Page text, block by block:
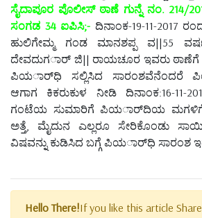
ಸೈದಾಪೂರ ಪೊಲೀಸ್ ಠಾಣೆ ಗುನ್ನೆ ನಂ. 214/
ಸಂಗಡ 34 ಐಪಿಸಿ;- ದಿನಾಂಕ-19-11-2017
ಹುಲಿಗೇಮ್ಮ ಗಂಡ ಮಾನಶಪ್ಪ ವ||55
ದೇವದುಗರ್ಾ ಜಿ|| ರಾಯಚೂರ ಇವರು ಠಾಣೆಗೆ
ಪಿಯರ್ಾಧಿ ಸಲ್ಲಿಸಿದ
ಆಗಾಗ ಕಿಕರುಕುಳ ನೀಡಿ ದಿನಾಂಕ:16-11-
ಗಂಟೆಯ ಸುಮಾರಿಗೆ ಪಿಯರ್ಾದಿಯ
ಅತ್ತೆ, ಮೈದುನ ಎಲ್ಲರೂ ಸೇರಿಕೊಂಡು
ವಿಷವನ್ನು ಕುಡಿಸಿದ ಬಗ್ಗೆ ಪಿಯರ್ಾಧಿ ಸಾರಂಶ
Hello There!If you like this article